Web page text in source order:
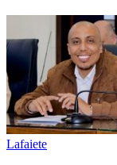
Lafaiete